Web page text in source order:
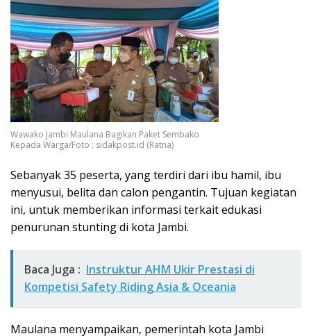
Wawako Jambi Maulana Bagikan Paket Sembako
Kepada Warga/Foto : sidakpost.id (Ratna)
Sebanyak 35 peserta, yang terdiri dari ibu hamil, ibu
menyusui, belita dan calon pengantin. Tujuan kegiatan
ini, untuk memberikan informasi terkait edukasi
penurunan stunting di kota Jambi.
Baca Juga : Instruktur AHM Ukir Prestasi di
Kompetisi Safety Riding Asia & Oceania
Maulana menyampaikan, pemerintah kota Jambi